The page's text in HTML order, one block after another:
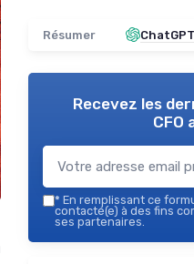
Résumer ChatGPT
Recevez les
CFO
* En remplissant ce
contacté(e) à des fins
ses partenaires.